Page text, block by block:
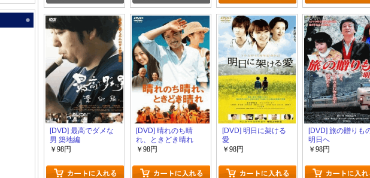
[DVD] 最高でダメな
男 築地編
￥98円
[DVD] 晴れのち晴
れ、ときどき晴れ
￥98円
[DVD] 明日に架ける
愛
￥98円
[DVD] 旅の贈りも
明日へ
￥98円